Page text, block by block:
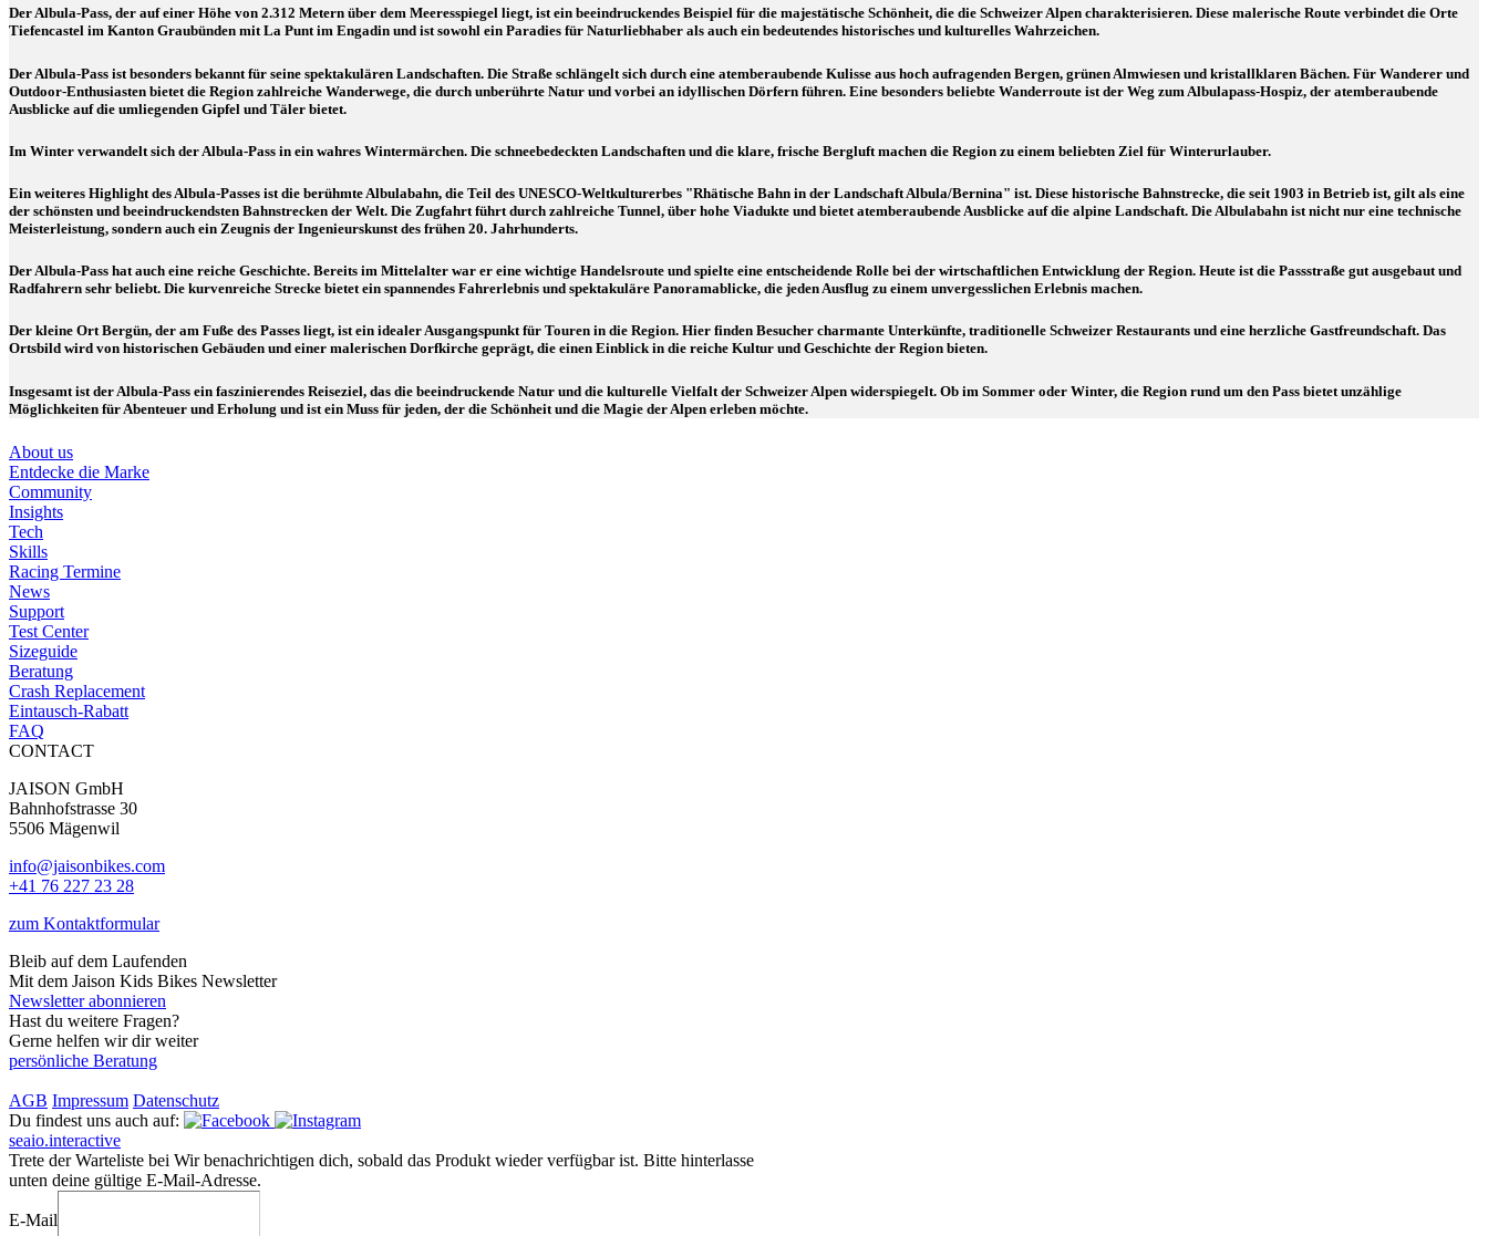
Der Albula-Pass, der auf einer Höhe von 2.312 Metern über dem Meeresspiegel liegt, ist ein beeindruckendes Beispiel für die majestätische Schönheit, die die Schweizer Alpen charakterisieren. Diese malerische Route verbindet die Orte
Tiefencastel im Kanton Graubünden mit La Punt im Engadin und ist sowohl ein Paradies für Naturliebhaber als auch ein bedeutendes historisches und kulturelles Wahrzeichen.
Der Albula-Pass ist besonders bekannt für seine spektakulären Landschaften. Die Straße schlängelt sich durch eine atemberaubende Kulisse aus hoch aufragenden Bergen, grünen Almwiesen und kristallklaren Bächen. Für Wanderer und
Outdoor-Enthusiasten bietet die Region zahlreiche Wanderwege, die durch unberührte Natur und vorbei an idyllischen Dörfern führen. Eine besonders beliebte Wanderroute ist der Weg zum Albulapass-Hospiz, der atemberaubende
Ausblicke auf die umliegenden Gipfel und Täler bietet.
Im Winter verwandelt sich der Albula-Pass in ein wahres Wintermärchen. Die schneebedeckten Landschaften und die klare, frische Bergluft machen die Region zu einem beliebten Ziel für Winterurlauber.
Ein weiteres Highlight des Albula-Passes ist die berühmte Albulabahn, die Teil des UNESCO-Weltkulturerbes "Rhätische Bahn in der Landschaft Albula/Bernina" ist. Diese historische Bahnstrecke, die seit 1903 in Betrieb ist, gilt als eine
der schönsten und beeindruckendsten Bahnstrecken der Welt. Die Zugfahrt führt durch zahlreiche Tunnel, über hohe Viadukte und bietet atemberaubende Ausblicke auf die alpine Landschaft. Die Albulabahn ist nicht nur eine technische
Meisterleistung, sondern auch ein Zeugnis der Ingenieurskunst des frühen 20. Jahrhunderts.
Der Albula-Pass hat auch eine reiche Geschichte. Bereits im Mittelalter war er eine wichtige Handelsroute und spielte eine entscheidende Rolle bei der wirtschaftlichen Entwicklung der Region. Heute ist die Passstraße gut ausgebaut und
Radfahrern sehr beliebt. Die kurvenreiche Strecke bietet ein spannendes Fahrerlebnis und spektakuläre Panoramablicke, die jeden Ausflug zu einem unvergesslichen Erlebnis machen.
Der kleine Ort Bergün, der am Fuße des Passes liegt, ist ein idealer Ausgangspunkt für Touren in die Region. Hier finden Besucher charmante Unterkünfte, traditionelle Schweizer Restaurants und eine herzliche Gastfreundschaft. Das
Ortsbild wird von historischen Gebäuden und einer malerischen Dorfkirche geprägt, die einen Einblick in die reiche Kultur und Geschichte der Region bieten.
Insgesamt ist der Albula-Pass ein faszinierendes Reiseziel, das die beeindruckende Natur und die kulturelle Vielfalt der Schweizer Alpen widerspiegelt. Ob im Sommer oder Winter, die Region rund um den Pass bietet unzählige
Möglichkeiten für Abenteuer und Erholung und ist ein Muss für jeden, der die Schönheit und die Magie der Alpen erleben möchte.
About us
Entdecke die Marke
Community
Insights
Tech
Skills
Racing Termine
News
Support
Test Center
Sizeguide
Beratung
Crash Replacement
Eintausch-Rabatt
FAQ
CONTACT
JAISON GmbH
Bahnhofstrasse 30
5506 Mägenwil
info@jaisonbikes.com
+41 76 227 23 28
zum Kontaktformular
Bleib auf dem Laufenden
Mit dem Jaison Kids Bikes Newsletter
Newsletter abonnieren
Hast du weitere Fragen?
Gerne helfen wir dir weiter
persönliche Beratung
AGB Impressum Datenschutz
Du findest uns auch auf:
seaio.interactive
Trete der Warteliste bei Wir benachrichtigen dich, sobald das Produkt wieder verfügbar ist. Bitte hinterlasse
unten deine gültige E-Mail-Adresse.
E-Mail